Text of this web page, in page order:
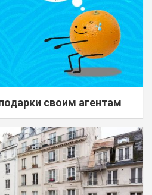
своим агентам